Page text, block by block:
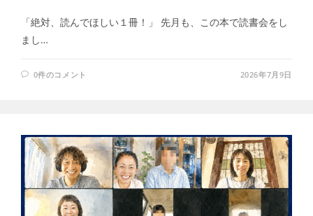
「絶対、読んでほしい１冊！」 先月も、この本で読書会をし
まし…
0件のコメント 2026年7月9日